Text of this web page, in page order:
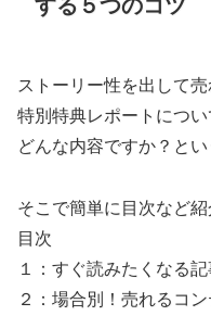
する５つのコツ
ストーリー性を出して
特別特典レポートについ
どんな内容ですか？と
そこで簡単に目次など紹
目次
１：すぐ読みたくなる
２：場合別！売れるコ